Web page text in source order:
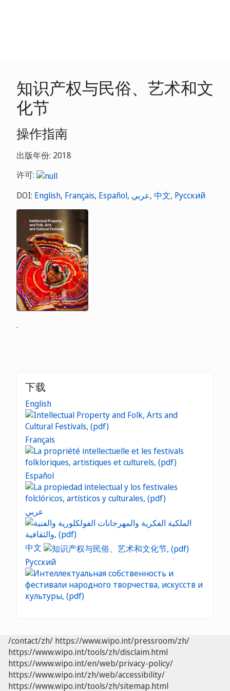
知识产权与民俗、艺术和文
化节
操作指南
出版年份: 2018
许可:
DOI: English, Français, Español, عربي, 中文, Русский
.
下载
English
Français
Español
عربي
中文
Русский
/contact/zh/ https://www.wipo.int/pressroom/zh/
https://www.wipo.int/tools/zh/disclaim.html
https://www.wipo.int/en/web/privacy-policy/
https://www.wipo.int/zh/web/accessibility/
https://www.wipo.int/tools/zh/sitemap.html